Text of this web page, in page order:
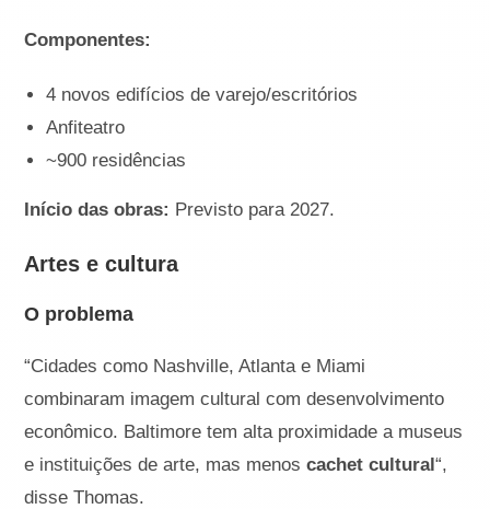
Componentes:
4 novos edifícios de varejo/escritórios
Anfiteatro
~900 residências
Início das obras: Previsto para 2027.
Artes e cultura
O problema
“Cidades como Nashville, Atlanta e Miami
combinaram imagem cultural com desenvolvimento
econômico. Baltimore tem alta proximidade a museus
e instituições de arte, mas menoscachet cultural“,
disse Thomas.